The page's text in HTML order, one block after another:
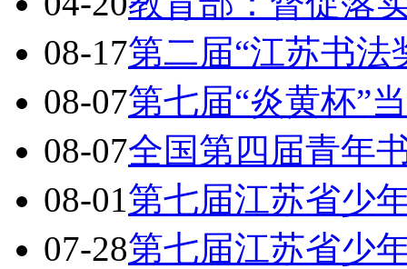
08-17第二届“江苏书
08-07第七届“炎黄杯”
08-07全国第四届青年
08-01第七届江苏省少
07-28第七届江苏省少